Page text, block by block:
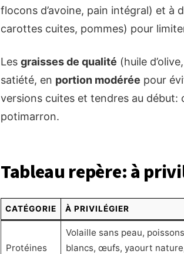
flocons d’avoine, pain intégral) et à
carottes cuites, pommes) pour
Les graisses de qualité (huile
satiété, en portion modérée pour
versions cuites et tendres au
potimarron.
Tableau repère: à
CATÉGORIE À PRIVILÉGIER
Protéines
Volaille sans peau, poissons
blancs, œufs, yaourt